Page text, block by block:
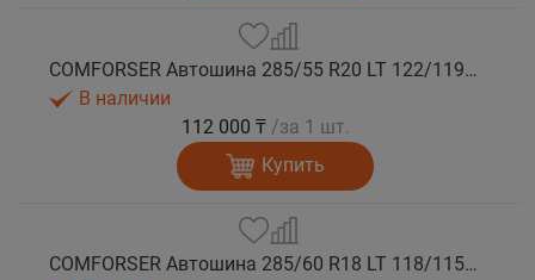
COMFORSER Автошина 285/55 R20 LT 122/119S CF1100 10PR RWL лето
В наличии
112 000 ₸ /за 1 шт.
Купить
COMFORSER Автошина 285/60 R18 LT 118/115S CF1100 8PR RWL лето